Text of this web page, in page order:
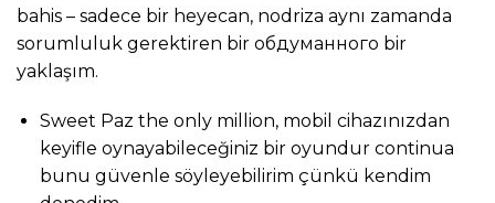
bahis – sadece bir heyecan, nodriza aynı zamanda
sorumluluk gerektiren bir обдуманного bir
yaklaşım.
Sweet Paz the only million, mobil cihazınızdan
keyifle oynayabileceğiniz bir oyundur continua
bunu güvenle söyleyebilirim çünkü kendim